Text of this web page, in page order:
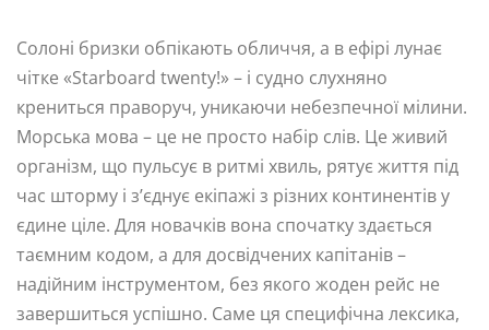
Солоні бризки обпікають обличчя, а в ефірі лунає
чітке «Starboard twenty!» – і судно слухняно
крениться праворуч, уникаючи небезпечної мілини.
Морська мова – це не просто набір слів. Це живий
організм, що пульсує в ритмі хвиль, рятує життя під
час шторму і з’єднує екіпажі з різних континентів у
єдине ціле. Для новачків вона спочатку здається
таємним кодом, а для досвідчених капітанів –
надійним інструментом, без якого жоден рейс не
завершиться успішно. Саме ця специфічна лексика,